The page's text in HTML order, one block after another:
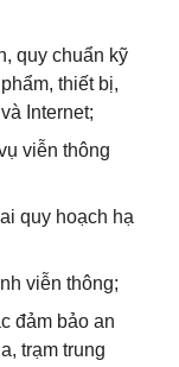
quy chuẩn kỹ
thiết bị,
Internet;
viễn thông
quy hoạch hạ
viễn thông;
đảm bảo an
trạm trung